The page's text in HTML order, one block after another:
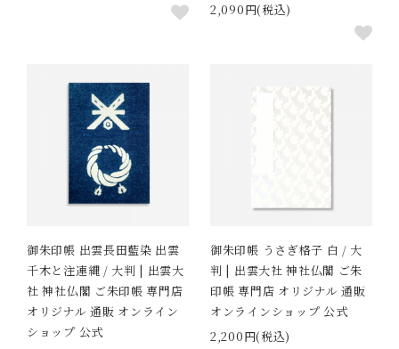
2,090円(税込)
御朱印帳 出雲長田藍染 出雲
千木と注連縄 / 大判 | 出雲大
社 神社仏閣 ご朱印帳 専門店
オリジナル 通販 オンライン
ショップ 公式
御朱印帳 うさぎ格子 白 / 大
判 | 出雲大社 神社仏閣 ご朱
印帳 専門店 オリジナル 通販
オンラインショップ 公式
2,200円(税込)